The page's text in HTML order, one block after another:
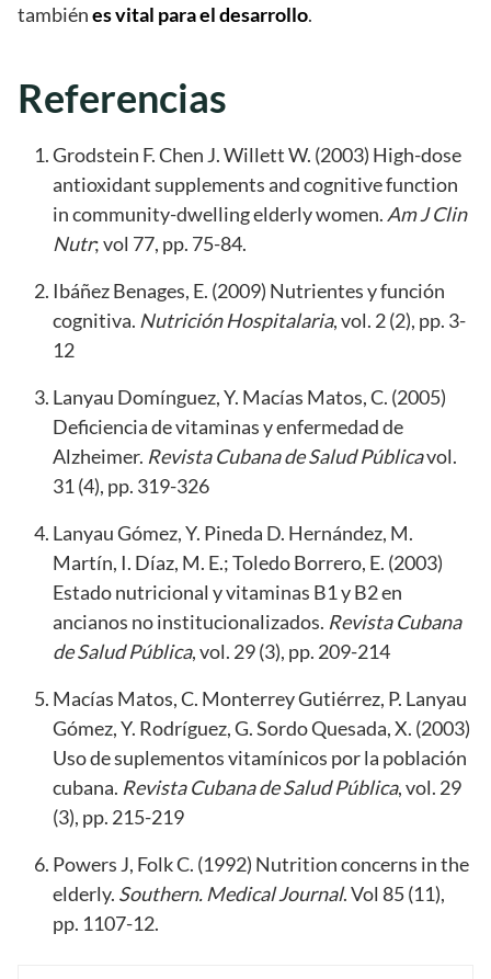
tambiénes vital para el desarrollo.
Referencias
Grodstein F. Chen J. Willett W. (2003) High-dose
antioxidant supplements and cognitive function
in community-dwelling elderly women. Am J Clin
Nutr; vol 77, pp. 75-84.
Ibáñez Benages, E. (2009) Nutrientes y función
cognitiva. Nutrición Hospitalaria, vol. 2 (2), pp. 3-
12
Lanyau Domínguez, Y. Macías Matos, C. (2005)
Deficiencia de vitaminas y enfermedad de
Alzheimer. Revista Cubana de Salud Públicavol.
31 (4), pp. 319-326
Lanyau Gómez, Y. Pineda D. Hernández, M.
Martín, I. Díaz, M. E.; Toledo Borrero, E. (2003)
Estado nutricional y vitaminas B1 y B2 en
ancianos no institucionalizados. Revista Cubana
de Salud Pública, vol. 29 (3), pp. 209-214
Macías Matos, C. Monterrey Gutiérrez, P. Lanyau
Gómez, Y. Rodríguez, G. Sordo Quesada, X. (2003)
Uso de suplementos vitamínicos por la población
cubana. Revista Cubana de Salud Pública, vol. 29
(3), pp. 215-219
Powers J, Folk C. (1992) Nutrition concerns in the
elderly. Southern. Medical Journal. Vol 85 (11),
pp. 1107-12.